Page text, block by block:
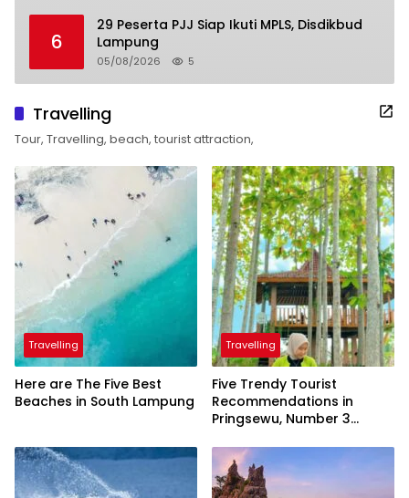
6
29 Peserta PJJ Siap Ikuti MPLS, Disdikbud
Lampung
05/08/2026 5
Travelling
Tour, Travelling, beach, tourist attraction,
Travelling
Here are The Five Best
Beaches in South Lampung
Travelling
Five Trendy Tourist
Recommendations in
Pringsewu, Number 3
President